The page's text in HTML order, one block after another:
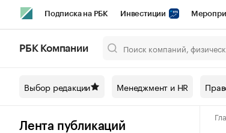
Подписка на РБК Инвестиции
Спецпроекты СПб Конференции СПб
Технологии и медиа Рынок
РБК Компании
Выбор редакции Менеджмент и HR
Лента публикаций